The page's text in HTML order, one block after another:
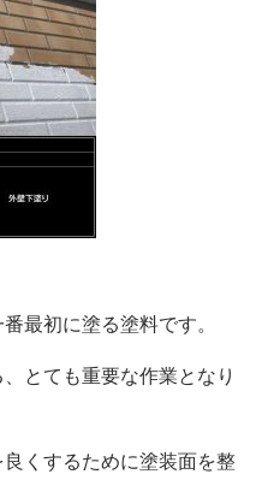
最初に塗る塗料です。
とても重要な作業となり
くするために塗装面を整